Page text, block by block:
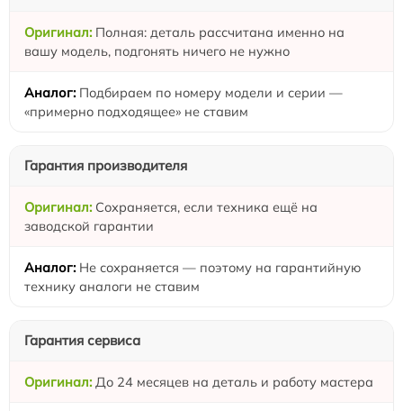
Полная: деталь рассчитана именно на
вашу модель, подгонять ничего не нужно
Подбираем по номеру модели и серии —
«примерно подходящее» не ставим
Гарантия производителя
Сохраняется, если техника ещё на
заводской гарантии
Не сохраняется — поэтому на гарантийную
технику аналоги не ставим
Гарантия сервиса
До 24 месяцев на деталь и работу мастера